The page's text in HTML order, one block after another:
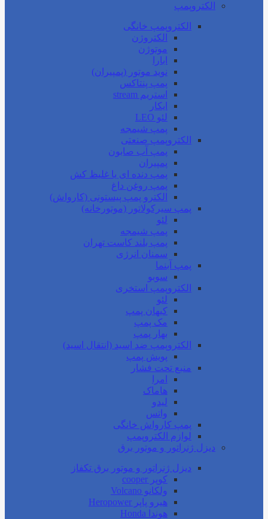
الکتروپمپ
الکتروپمپ خانگی
الکتروژن
موتوژن
ابارا
نوید موتور (پمپیران)
پمپ پنتاکس
استریم stream
ایکار
لئو LEO
پمپ شیمجه
الکتروپمپ صنعتی
پمپ آب صابون
پمپیران
پمپ دنده ای یا غلیظ کش
پمپ روغن داغ
الکترو پمپ پیستونی (کارواش)
پمپ سیرکولاتور (موتورخانه)
لئو
پمپ شیمجه
پمپ بلند کاست تهران
سمنان انرژی
پمپ آبنما
سوبو
الکتروپمپ استخری
لئو
کیهان پمپ
مک پمپ
بهار پمپ
الکتروپمپ ضد اسید (انتقال اسید)
پویش پمپ
منبع تحت فشار
امرا
هاماک
لیدو
واتس
پمپ کارواش خانگی
لوازم الکتروپمپ
دیزل ژنراتور و موتور برق
دیزل ژنراتور و موتور برق تکفاز
کوپر cooper
ولکانو Volcano
هیرو پاپر Heropower
هوندا Honda